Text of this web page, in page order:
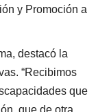
y Promoción a
destacó la
“Recibimos
que